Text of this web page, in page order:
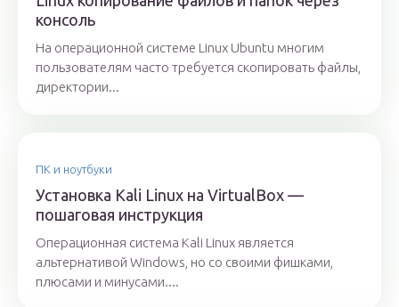
консоль
На операционной системе Linux Ubuntu многим
пользователям часто требуется скопировать файлы,
директории...
ПК и ноутбуки
Установка Kali Linux на VirtualBox —
пошаговая инструкция
Операционная система Kali Linux является
альтернативой Windows, но со своими фишками,
плюсами и минусами....